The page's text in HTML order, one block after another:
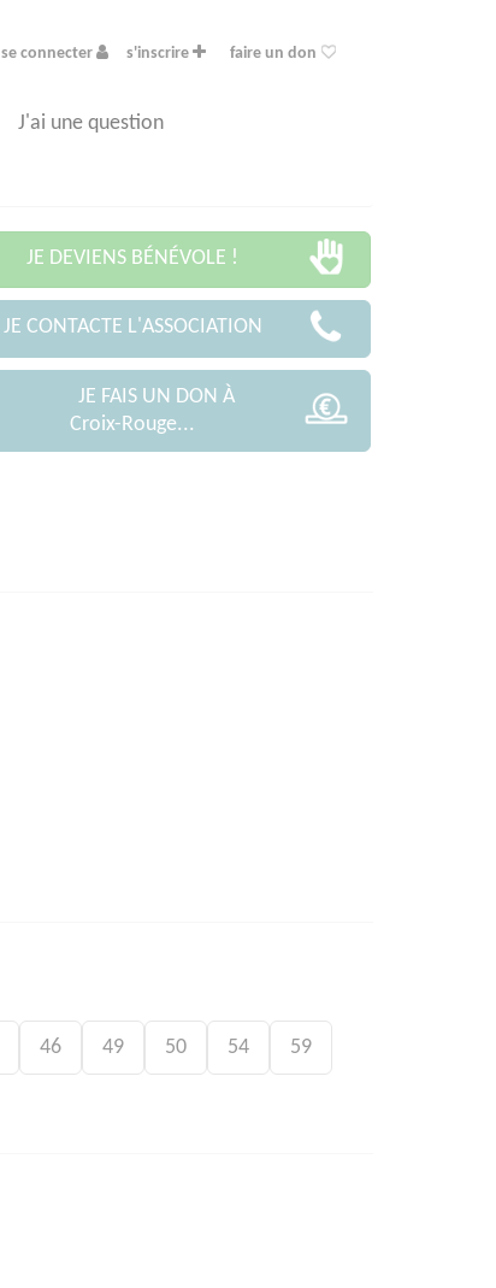
se connecter s'inscrire faire un don
J'ai une question
JE DEVIENS BÉNÉVOLE !
JE CONTACTE L'ASSOCIATION
JE FAIS UN DON À
Croix-Rouge...
46 49 50 54 59